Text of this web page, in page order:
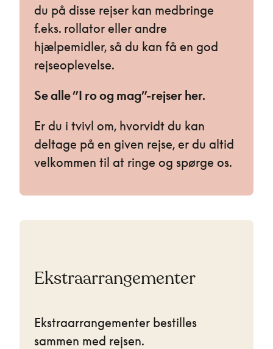
du på disse rejser kan medbringe
f.eks. rollator eller andre
hjælpemidler, så du kan få en god
rejseoplevelse.
Se alle ”I ro og mag”-rejser her.
Er du i tvivl om, hvorvidt du kan
deltage på en given rejse, er du altid
velkommen til at ringe og spørge os.
Ekstraarrangementer
Ekstraarrangementer bestilles
sammen med rejsen.